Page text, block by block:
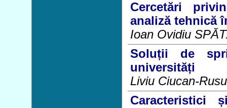
Cercetări
analiză tehnică
Ioan Ovidiu
Soluții de
universități
Liviu Ciucan-
Caracteristici